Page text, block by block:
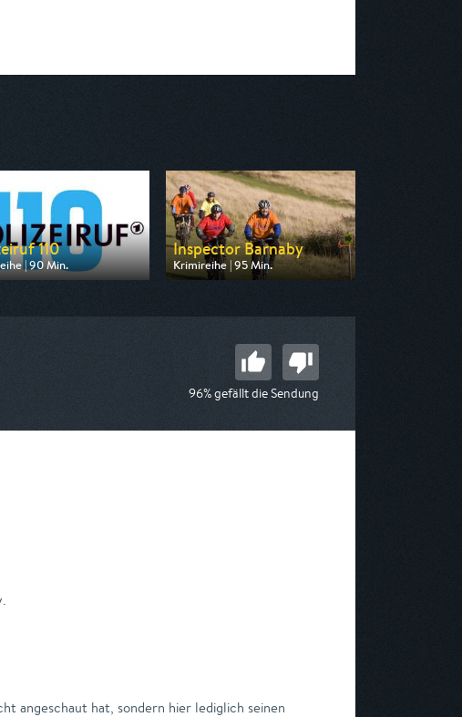
110
| 90 Min.
von MDR
Inspector Barnaby
Krimireihe | 95 Min.
Ausgestrahlt von ZDF neo
96% gefällt die Sendung
angeschaut hat, sondern hier lediglich seinen